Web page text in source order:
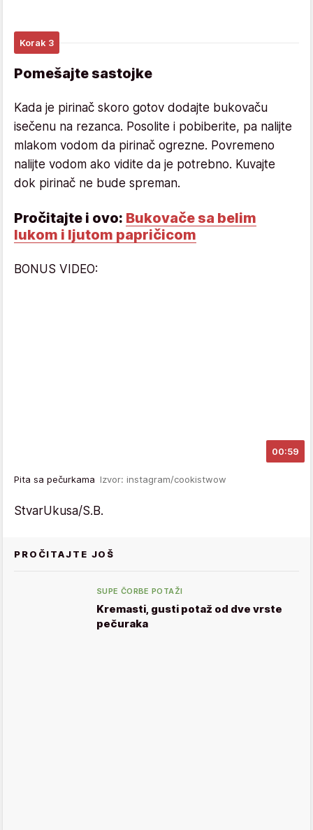
Korak 3
Pomešajte sastojke
Kada je pirinač skoro gotov dodajte bukovaču
isečenu na rezanca. Posolite i pobiberite, pa nalijte
mlakom vodom da pirinač ogrezne. Povremeno
nalijte vodom ako vidite da je potrebno. Kuvajte
dok pirinač ne bude spreman.
Pročitajte i ovo: Bukovače sa belim
lukom i ljutom papričicom
BONUS VIDEO:
00:59
Pita sa pečurkama Izvor: instagram/cookistwow
StvarUkusa/S.B.
PROČITAJTE JOŠ
SUPE ČORBE POTAŽI
Kremasti, gusti potaž od dve vrste
pečuraka